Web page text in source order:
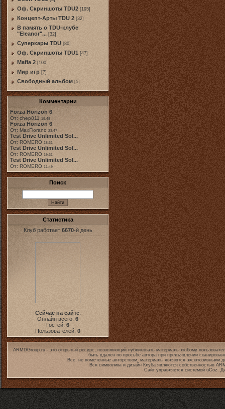
Оф. Скриншоты TDU2 [195]
Концепт-Арты TDU 2 [32]
В память о TDU-клубе
"Eleanor"... [32]
Суперкары TDU [80]
Оф. Скриншоты TDU1 [47]
Mafia 2 [100]
Мир игр [7]
Свободный альбом [5]
Комментарии
Forza Horizon 6
От: chep811 19:48
Forza Horizon 6
От: MaxFiorano 23:47
Test Drive Unlimited Sol...
От: ROMERO 18:31
Test Drive Unlimited Sol...
От: ROMERO 19:31
Test Drive Unlimited Sol...
От: ROMERO 11:49
Поиск
Статистика
Клуб работает 6670-й день
Сейчас на сайте:
Онлайн всего: 6
Гостей: 6
Пользователей: 0
ARMDGroup.ru - это открытый ресурс, позволяющий публиковать материалы любому
быть удален по просьбе автора при предъявлении
Все, не помеченные авторством, материалы являются эксклюзивными
Вся символика и дизайн Клуба являются собственностью
Сайт управляется системой uCoz.